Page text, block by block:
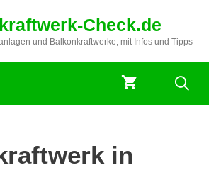
Check.de
und Balkonkraftwerke, mit Infos und Tipps
in